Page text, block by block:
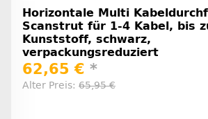
Horizontale Multi
Scanstrut für 1-4 Kabel, bis
Kunststoff, schwarz,
verpackungsreduziert
62,65 € *
Alter Preis: 65,95 €